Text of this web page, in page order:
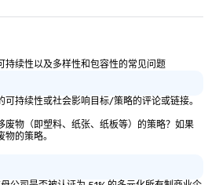
持续性以及多样性和包容性的常见问题
可持续性或社会影响目标/策略的评论或链接。
废物（即塑料、纸张、纸板等）的策略？如果
的策略。